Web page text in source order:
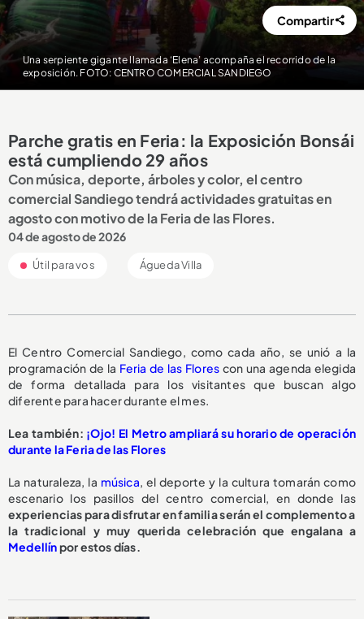
Una serpiente gigante llamada ‘Elena’ acompaña el recorrido de la
exposición. FOTO: CENTRO COMERCIAL SANDIEGO
Compartir
Parche gratis en Feria: la Exposición Bonsái
está cumpliendo 29 años
Con música, deporte, árboles y color, el centro
comercial Sandiego tendrá actividades gratuitas en
agosto con motivo de la Feria de las Flores.
04 de agosto de 2026
Útil para vos Águeda Villa
El Centro Comercial Sandiego, como cada año, se unió a la
programación de la Feria de las Flores con una agenda elegida
de forma detallada para los visitantes que buscan algo
diferente para hacer durante el mes.
Lea también: ¡Ojo! El Metro ampliará su horario de operación
durante la Feria de las Flores
La naturaleza, la música, el deporte y la cultura tomarán como
escenario los pasillos del centro comercial, en donde las
experiencias para disfrutar en familia serán el complemento a
la tradicional y muy querida celebración que engalana a
Medellínpor estos días.